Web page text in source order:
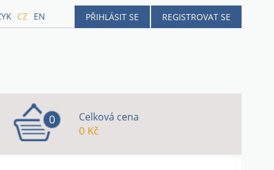
PŘIHLÁSIT SE REGISTROVAT SE
CZ EN
0 Celková cena
0 Kč